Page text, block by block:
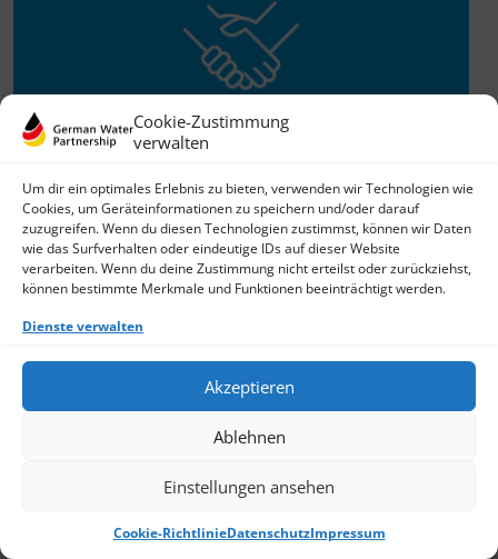
Cookie-Zustimmung
verwalten
Um dir ein optimales Erlebnis zu bieten, verwenden wir Technologien wie
Cookies, um Geräteinformationen zu speichern und/oder darauf
zuzugreifen. Wenn du diesen Technologien zustimmst, können wir Daten
wie das Surfverhalten oder eindeutige IDs auf dieser Website
verarbeiten. Wenn du deine Zustimmung nicht erteilst oder zurückziehst,
können bestimmte Merkmale und Funktionen beeinträchtigt werden.
Dienste verwalten
Akzeptieren
Ablehnen
Einstellungen ansehen
Cookie-RichtlinieDatenschutzImpressum
Willkommen im Netzwerk
26.11.2025
GWP freut sich über Neuzuwachs: Die SKion Water GmbH
bereichert das Netzwerk als Technologie- und
Lösungsanbieter sowie Anlagenbauer im Bereich
› Weiterlesen